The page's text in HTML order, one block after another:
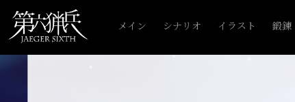
メイン シナリオ イラスト 鍛錬